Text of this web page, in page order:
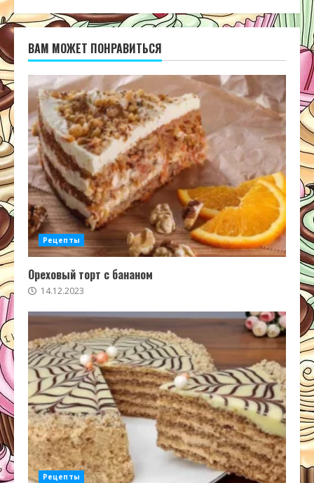
ВАМ МОЖЕТ ПОНРАВИТЬСЯ
Рецепты
Ореховый торт с бананом
14.12.2023
Рецепты